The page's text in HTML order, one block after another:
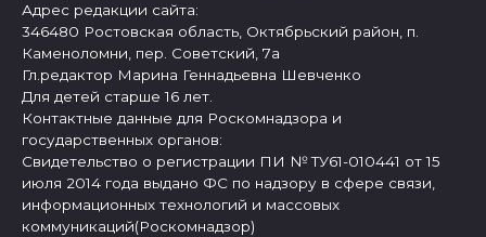
Адрес редакции сайта:
346480 Ростовская область, Октябрьский район, п.
Каменоломни, пер. Советский, 7а
Гл.редактор Марина Геннадьевна Шевченко
Для детей старше 16 лет.
Контактные данные для Роскомнадзора и
государственных органов:
Свидетельство о регистрации ПИ № ТУ61-010441 от 15
июля 2014 года выдано ФС по надзору в сфере связи,
информационных технологий и массовых
коммуникаций(Роскомнадзор)